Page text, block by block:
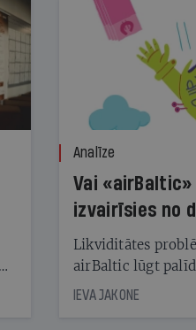
Analīze
Vai «airBaltic»
izvairīsies no
Likviditātes
airBaltic lūgt
obligāciju
IEVA JAKONE